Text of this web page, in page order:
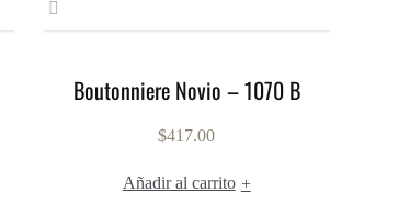
Boutonniere Novio – 1070 B
$417.00
Añadir al carrito +